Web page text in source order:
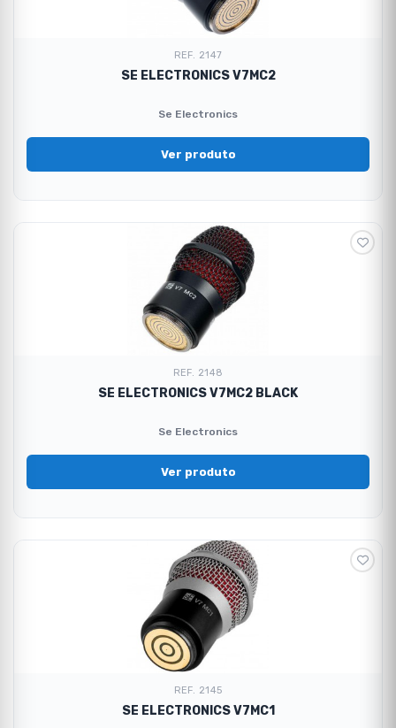
REF. 2147
SE ELECTRONICS V7MC2
Se Electronics
Ver produto
REF. 2148
SE ELECTRONICS V7MC2 BLACK
Se Electronics
Ver produto
REF. 2145
SE ELECTRONICS V7MC1